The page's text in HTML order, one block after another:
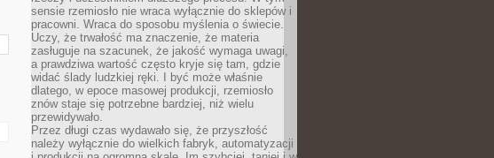
sensie rzemiosło nie wraca wyłącznie do sklepów i
pracowni. Wraca do sposobu myślenia o świecie.
Uczy, że trwałość ma znaczenie, że materia
zasługuje na szacunek, że jakość wymaga uwagi,
a prawdziwa wartość często kryje się tam, gdzie
widać ślady ludzkiej ręki. I być może właśnie
dlatego, w epoce masowej produkcji, rzemiosło
znów staje się potrzebne bardziej, niż wielu
przewidywało.
Przez długi czas wydawało się, że przyszłość
należy wyłącznie do wielkich fabryk, automatyzacji